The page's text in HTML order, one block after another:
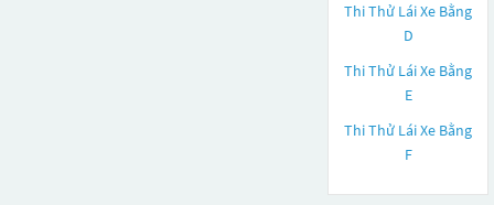
Thi Thử Lái Xe Bằng
D
Thi Thử Lái Xe Bằng
E
Thi Thử Lái Xe Bằng
F